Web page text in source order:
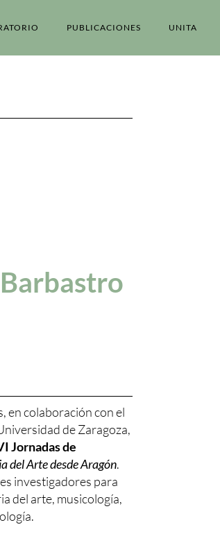
PUBLICACIONES UNITA
en colaboración con el
de Zaragoza,
Jornadas de
del Arte desde Aragón.
investigadores para
del arte, musicología,